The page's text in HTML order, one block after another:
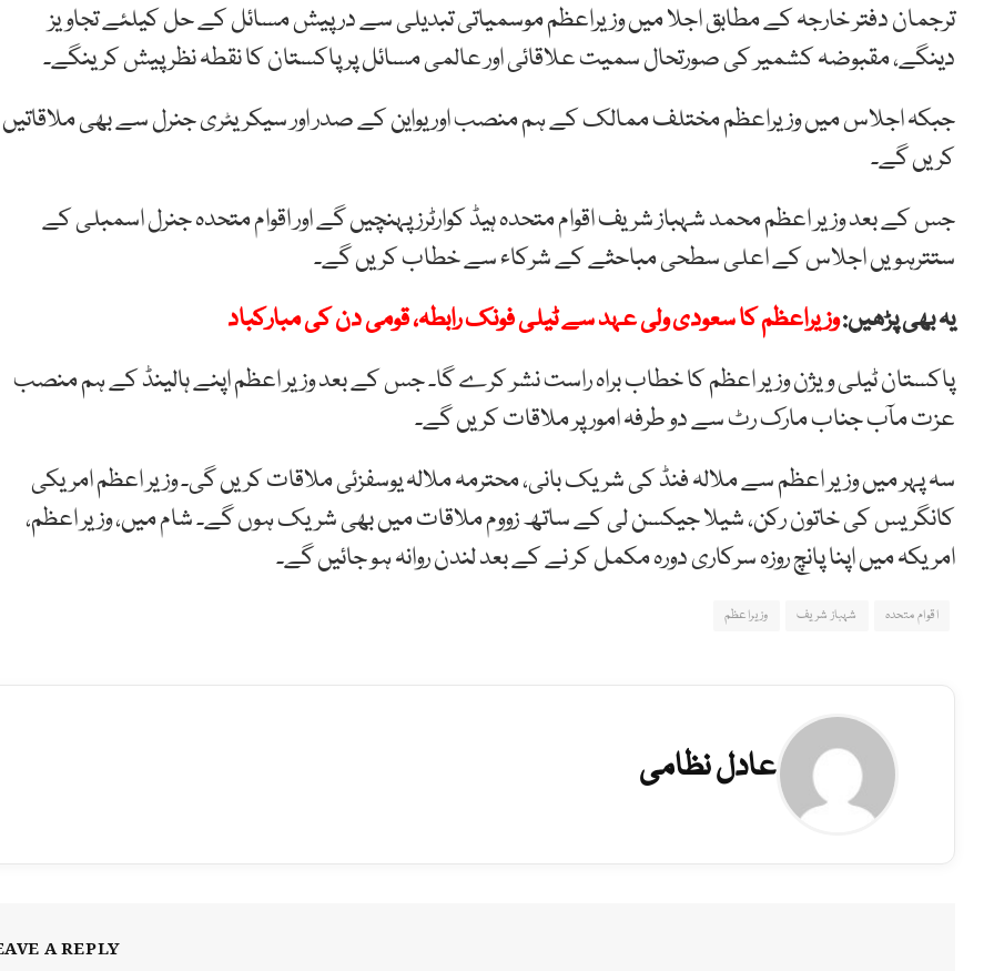
ترجمان دفتر خارجہ کے مطابق اجلا میں وزیراعظم موسمیاتی تبدیلی سے درپیش مسائل کے حل کیلئے تجاویز
دینگے، مقبوضہ کشمیر کی صورتحال سمیت علاقائی اور عالمی مسائل پر پاکستان کا نقطہ نظر پیش کرینگے۔
جبکہ اجلاس میں وزیراعظم مختلف ممالک کے ہم منصب اور یواین کے صدر اور سیکریٹری جنرل سے بھی ملاقاتیں
کریں گے۔
جس کے بعد وزیر اعظم محمد شہباز شریف اقوام متحدہ ہیڈ کوارٹرز پہنچیں گے اور اقوام متحدہ جنرل اسمبلی کے
ستترہویں اجلاس کے اعلی سطحی مباحثے کے شرکاء سے خطاب کریں گے۔
یہ بھی پڑھیں:وزیراعظم کا سعودی ولی عہد سے ٹیلی فونک رابطہ، قومی دن کی مبارکباد
پاکستان ٹیلی ویژن وزیر اعظم کا خطاب براہ راست نشر کرے گا۔ جس کے بعد وزیر اعظم اپنے ہالینڈ کے ہم منصب
عزت مآب جناب مارک رٹ سے دو طرفہ امور پر ملاقات کریں گے۔
سہ پہر میں وزیر اعظم سے ملالہ فنڈ کی شریک بانی، محترمہ ملالہ یوسفزئی ملاقات کریں گی۔ وزیر اعظم امریکی
کانگریس کی خاتون رکن، شیلا جیکسن لی کے ساتھ زووم ملاقات میں بھی شریک ہوں گے۔ شام میں، وزیر اعظم،
امریکہ میں اپنا پانچ روزہ سرکاری دورہ مکمل کر نے کے بعد لندن روانہ ہو جائیں گے۔
اقوام متحدہ شہباز شریف وزیراعظم
عادل نظامی
A REPLY